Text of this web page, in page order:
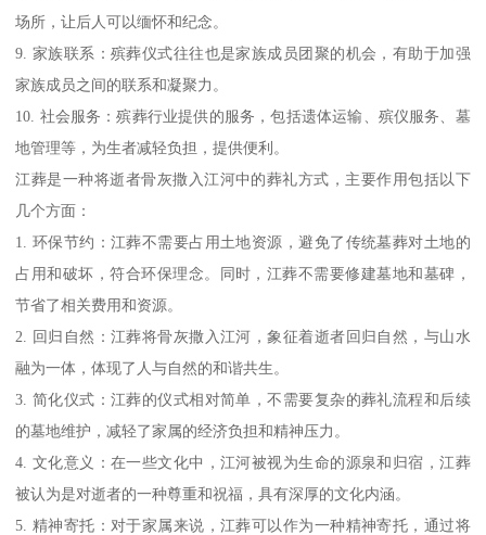
场所，让后人可以缅怀和纪念。
9. 家族联系：殡葬仪式往往也是家族成员团聚的机会，有助于加强
家族成员之间的联系和凝聚力。
10. 社会服务：殡葬行业提供的服务，包括遗体运输、殡仪服务、墓
地管理等，为生者减轻负担，提供便利。
江葬是一种将逝者骨灰撒入江河中的葬礼方式，主要作用包括以下
几个方面：
1. 环保节约：江葬不需要占用土地资源，避免了传统墓葬对土地的
占用和破坏，符合环保理念。同时，江葬不需要修建墓地和墓碑，
节省了相关费用和资源。
2. 回归自然：江葬将骨灰撒入江河，象征着逝者回归自然，与山水
融为一体，体现了人与自然的和谐共生。
3. 简化仪式：江葬的仪式相对简单，不需要复杂的葬礼流程和后续
的墓地维护，减轻了家属的经济负担和精神压力。
4. 文化意义：在一些文化中，江河被视为生命的源泉和归宿，江葬
被认为是对逝者的一种尊重和祝福，具有深厚的文化内涵。
5. 精神寄托：对于家属来说，江葬可以作为一种精神寄托，通过将